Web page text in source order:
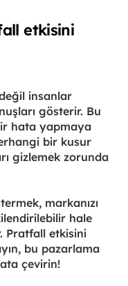
etkisini
insanlar
gösterir. Bu
hata yapmaya
bir kusur
gizlemek zorunda
markanızı
hale
Pratfall etkisini
bu pazarlama
çevirin!